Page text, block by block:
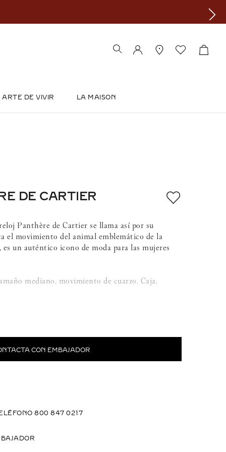
ARTE DE VIVIR LA MAISON
DE CARTIER
Panthère de Cartier se llama así por su
el movimiento del animal emblemático de la
un auténtico icono de moda para las mujeres
mediano, movimiento de cuarzo. Caja,
750/1000 engastados con 415 diamantes talla
CON EMBAJADOR
800 847 0217